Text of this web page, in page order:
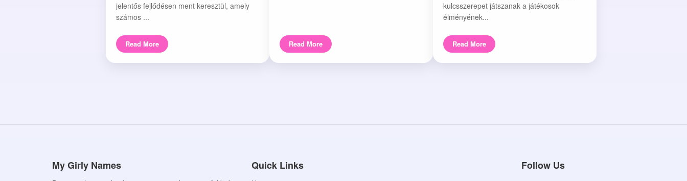
jelentős fejlődésen ment keresztül, amely
számos ...
Read More Read More
kulcsszerepet játszanak a játékosok
élményének...
Read More
My Girly Names Quick Links Follow Us